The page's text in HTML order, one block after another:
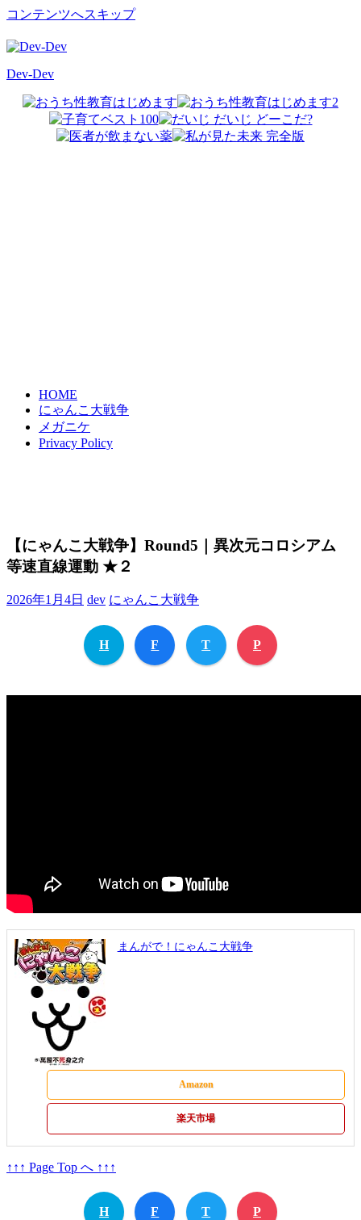
コンテンツへスキップ
Dev-Dev
HOME
にゃんこ大戦争
メガニケ
Privacy Policy
【にゃんこ大戦争】Round5｜異次元コロシアム
等速直線運動 ★２
2026年1月4日 dev にゃんこ大戦争
H F T P
まんがで！にゃんこ大戦争
Amazon
楽天市場
↑↑↑ Page Top へ ↑↑↑
H F T P